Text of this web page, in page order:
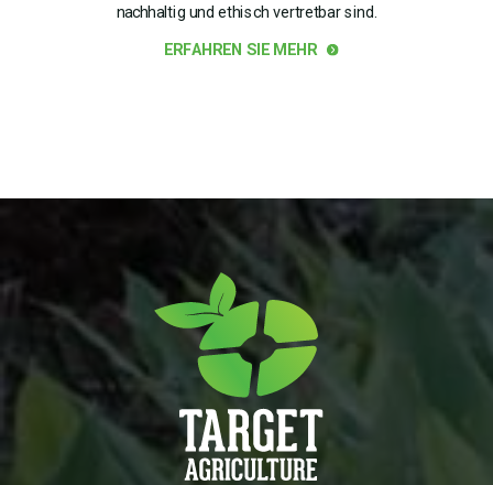
nachhaltig und ethisch vertretbar sind.
ERFAHREN SIE MEHR